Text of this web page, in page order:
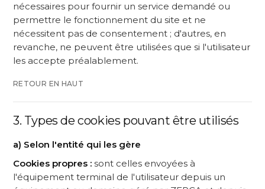
nécessaires pour fournir un service demandé ou
permettre le fonctionnement du site et ne
nécessitent pas de consentement ; d'autres, en
revanche, ne peuvent être utilisées que si l'utilisateur
les accepte préalablement.
RETOUR EN HAUT
3. Types de cookies pouvant être utilisés
a) Selon l'entité qui les gère
Cookies propres : sont celles envoyées à
l'équipement terminal de l'utilisateur depuis un